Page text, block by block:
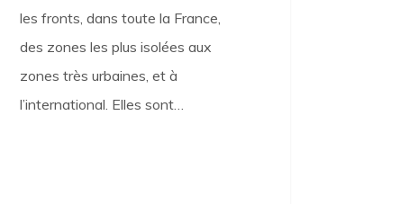
les fronts, dans toute la France,
des zones les plus isolées aux
zones très urbaines, et à
l’international. Elles sont…